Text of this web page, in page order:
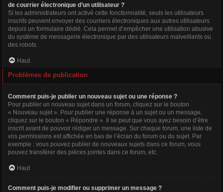
de courrier électronique d’un utilisateur ?
Si les administrateurs ont activé cette fonctionnalité, seuls les utilisateurs
inscrits peuvent envoyer des courriers électroniques aux autres utilisateurs
depuis un formulaire dédié. Cela permet d’empêcher une utilisation abusive
du système de messagerie électronique par des utilisateurs malveillants ou
des robots.
Haut
Problèmes de publication
Comment puis-je publier un nouveau sujet ou une réponse ?
Pour publier un nouveau sujet dans un forum, cliquez sur le bouton
« Nouveau sujet ». Pour publier une réponse à un sujet ou un message,
cliquez sur le bouton « Répondre ». Il se peut que vous ayez besoin d’être
inscrit avant de pouvoir rédiger un message. Sur chaque forum, une liste de
vos permissions est affichée en bas de l’écran du forum ou du sujet. Par
exemple : vous pouvez publier de nouveaux sujets dans ce forum, vous
pouvez transférer des pièces jointes dans ce forum, etc.
Haut
Comment puis-je modifier ou supprimer un message ?